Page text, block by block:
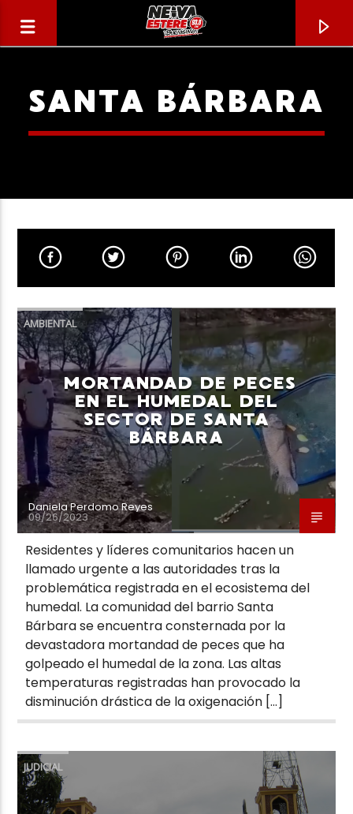
TÍTULO
ARTISTA
Neiva Estereo
SANTA BÁRBARA
AMBIENTAL
MORTANDAD DE PECES
EN EL HUMEDAL DEL
SECTOR DE SANTA
BÁRBARA
Daniela Perdomo Reyes
09/26/2023
Residentes y líderes comunitarios hacen un
llamado urgente a las autoridades tras la
problemática registrada en el ecosistema del
humedal. La comunidad del barrio Santa
Bárbara se encuentra consternada por la
devastadora mortandad de peces que ha
golpeado el humedal de la zona. Las altas
temperaturas registradas han provocado la
disminución drástica de la oxigenación […]
JUDICIAL